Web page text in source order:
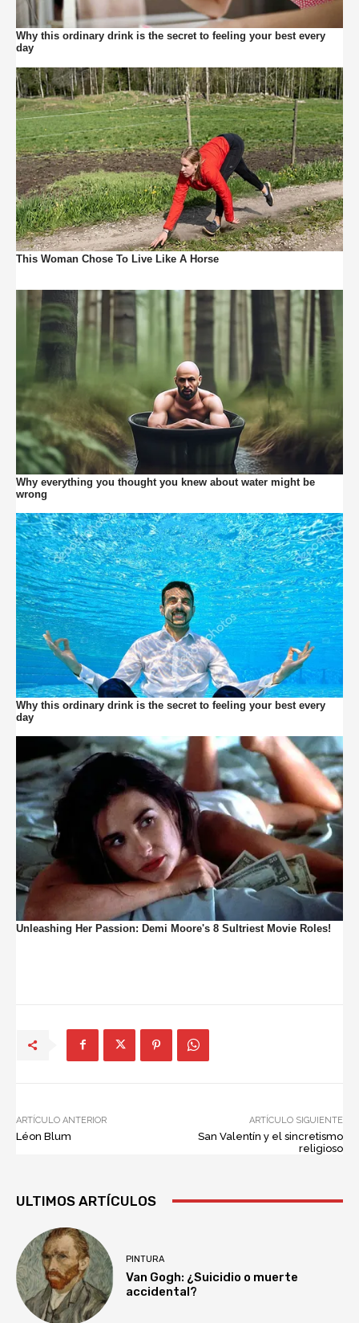
ARTÍCULO ANTERIOR
Léon Blum
ARTÍCULO SIGUIENTE
San Valentín y el sincretismo
religioso
ULTIMOS ARTÍCULOS
PINTURA
Van Gogh: ¿Suicidio o muerte
accidental?